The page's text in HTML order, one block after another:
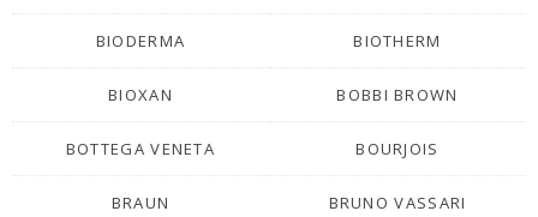
BIODERMA BIOTHERM
BIOXAN BOBBI BROWN
BOTTEGA VENETA BOURJOIS
BRAUN BRUNO VASSARI